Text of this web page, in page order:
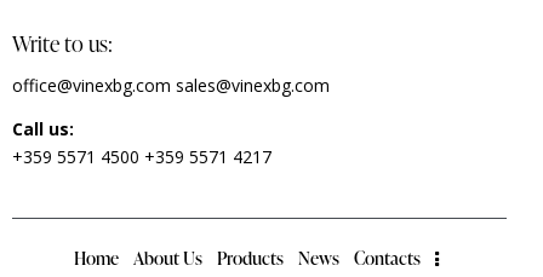
Write to us:
office@vinexbg.com sales@vinexbg.com
Call us:
+359 5571 4500 +359 5571 4217
Home About Us Products News Contacts